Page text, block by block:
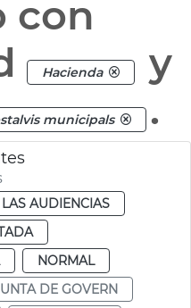
con
Hacienda
y
municipals .
AUDIENCIAS
NORMAL
DE GOVERN